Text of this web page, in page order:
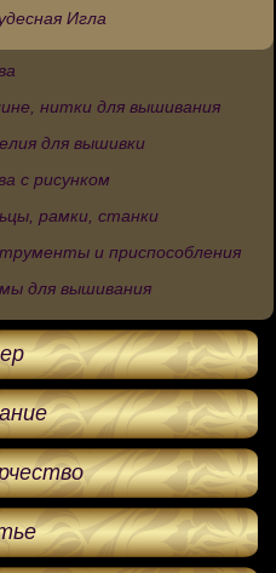
Игла
нитки для вышивания
для вышивки
с рисунком
рамки, станки
и приспособления
для вышивания